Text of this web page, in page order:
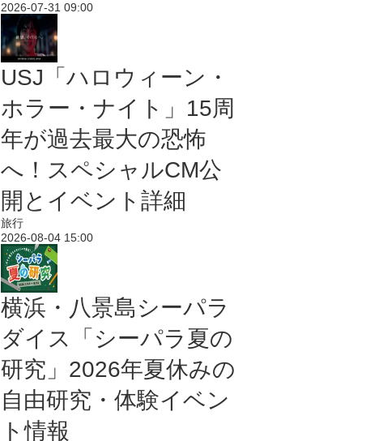
2026-07-31 09:00
USJ「ハロウィーン・
ホラー・ナイト」15周
年が過去最大の恐怖
へ！スペシャルCM公
開とイベント詳細
旅行
2026-08-04 15:00
横浜・八景島シーパラ
ダイス「シーパラ夏の
研究」2026年夏休みの
自由研究・体験イベン
ト情報